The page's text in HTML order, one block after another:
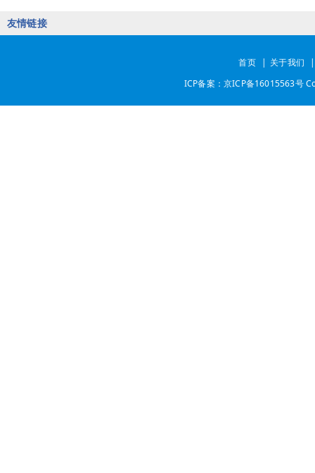
友情链接
首页 | 关于我们
|
ICP备案：京ICP备16015563号